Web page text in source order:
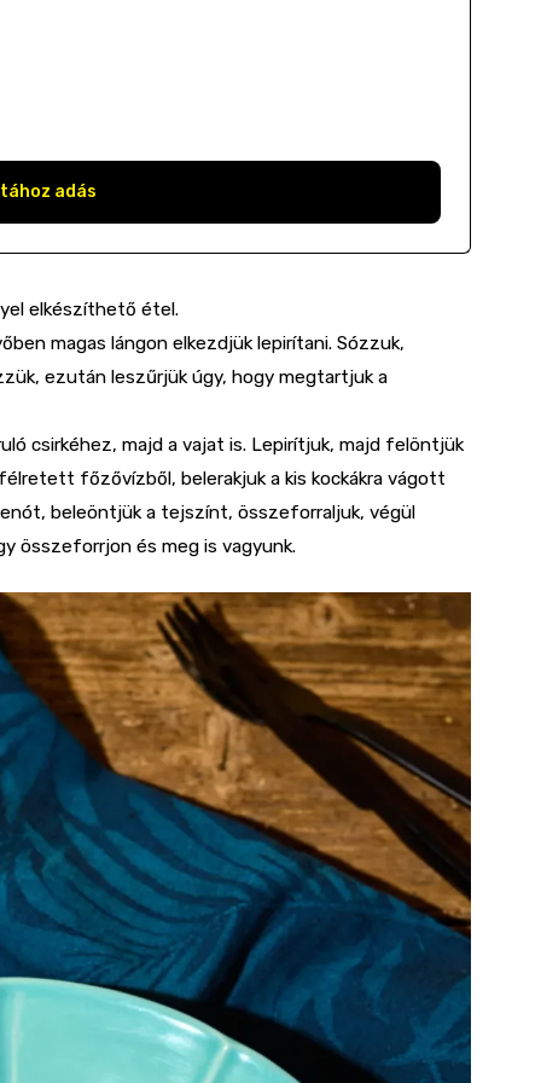
adás
elkészíthető étel.
magas lángon elkezdjük lepirítani. Sózzuk,
ezután leszűrjük úgy, hogy megtartjuk a
csirkéhez, majd a vajat is. Lepirítjuk, majd felöntjük
főzővízből, belerakjuk a kis kockákra vágott
beleöntjük a tejszínt, összeforraljuk, végül
összeforrjon és meg is vagyunk.